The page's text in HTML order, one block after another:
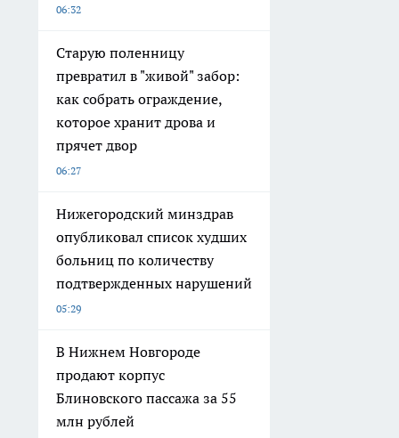
06:32
Старую поленницу
превратил в "живой" забор:
как собрать ограждение,
которое хранит дрова и
прячет двор
06:27
Нижегородский минздрав
опубликовал список худших
больниц по количеству
подтвержденных нарушений
05:29
В Нижнем Новгороде
продают корпус
Блиновского пассажа за 55
млн рублей